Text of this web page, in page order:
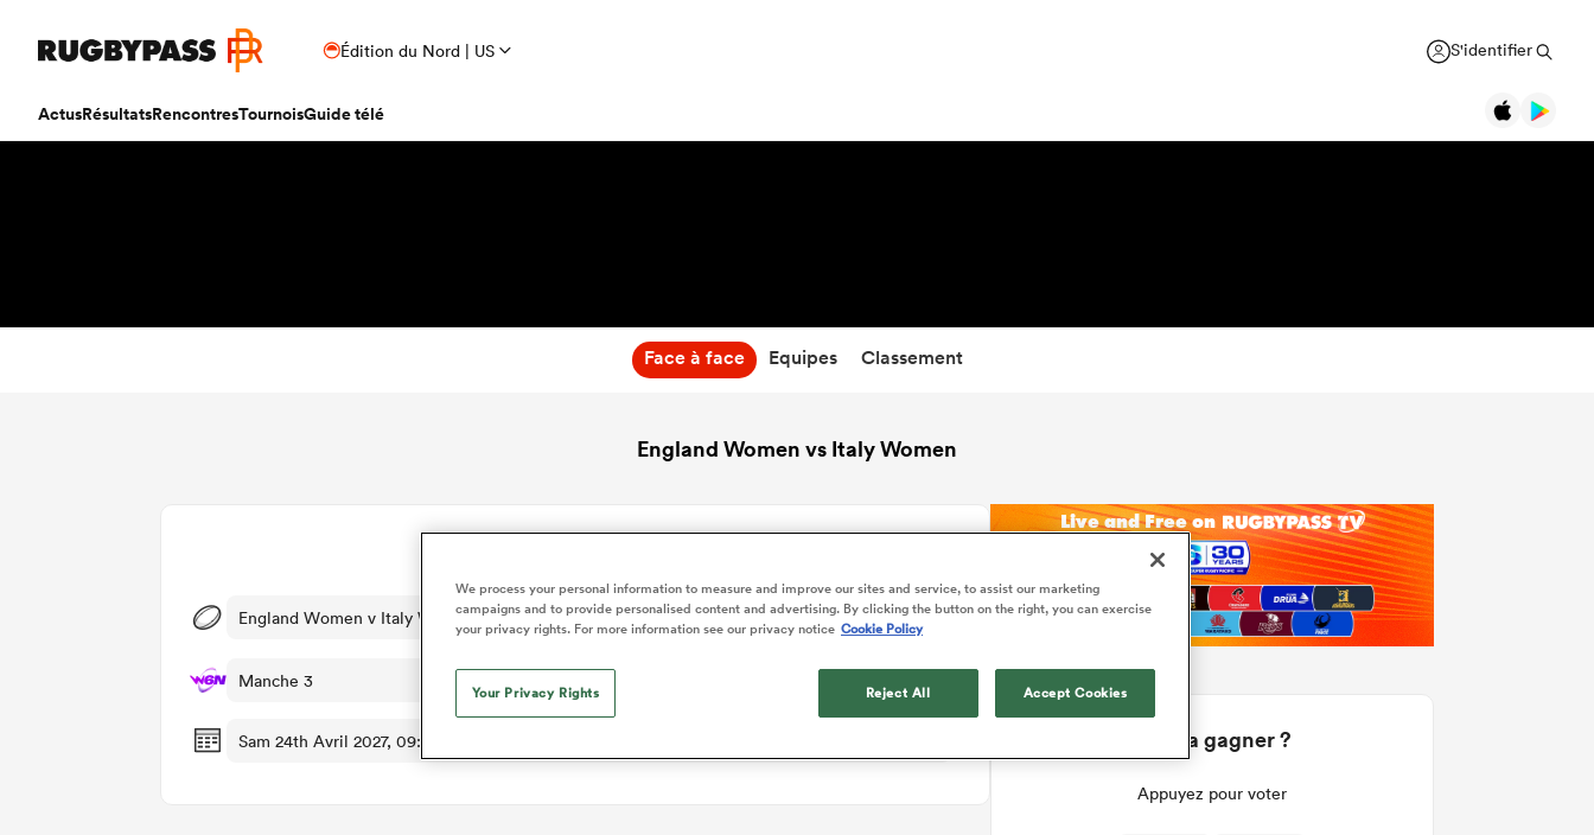
Édition du Nord | US S'identifier
ActusRésultatsRencontresTournoisGuide télé
Face à face Equipes Classement
England Women vs Italy Women
Qui va gagner ?
Appuyez pour voter
England Women v Italy Women
Manche 3
Sam 24th Avril 2027, 09:00am PDT
We process your personal information to measure and improve our sites and service, to assist our marketing
campaigns and to provide personalised content and advertising. By clicking the button on the right, you can exercise
your privacy rights. For more information see our privacy notice Cookie Policy
Your Privacy Rights Reject All Accept Cookies